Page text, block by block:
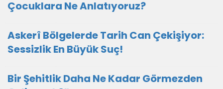
Çocuklara Ne Anlatıyoruz?
Askerî Bölgelerde Tarih Can Çekişiyor:
Sessizlik En Büyük Suç!
Bir Şehitlik Daha Ne Kadar Görmezden